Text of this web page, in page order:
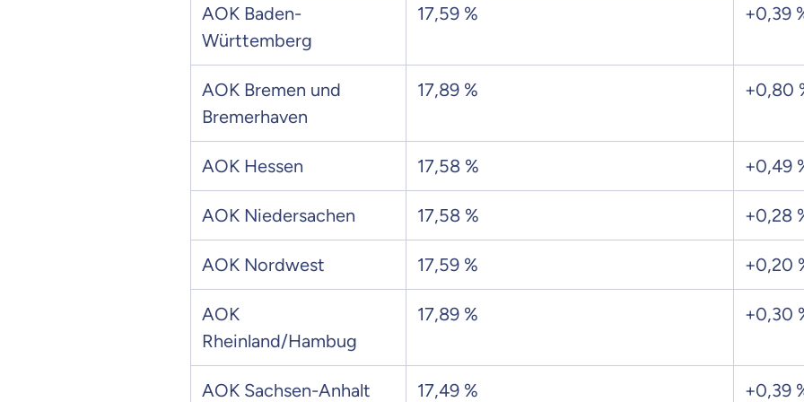
AOK Baden-
Württemberg
17,59 % +0,39
AOK Bremen und
Bremerhaven
17,89 % +0,80
AOK Hessen 17,58 % +0,49
AOK Niedersachen 17,58 % +0,28
AOK Nordwest 17,59 % +0,20
AOK
Rheinland/Hambug
17,89 % +0,30
AOK Sachsen-Anhalt 17,49 % +0,39
Zahnzusatz
Mit dem Abschicken meiner Daten erkläre ich meine
Kontaktaufnahme durch ottonova.